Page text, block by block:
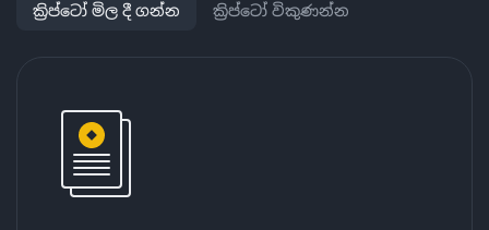
ක්‍රිප්ටෝ මිල දී ගන්න ක්‍රිප්ටෝ විකුණන්න